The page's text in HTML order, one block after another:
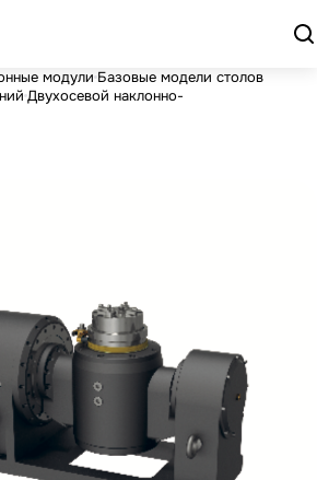
модули Базовые модели столов
Двухосевой наклонно-